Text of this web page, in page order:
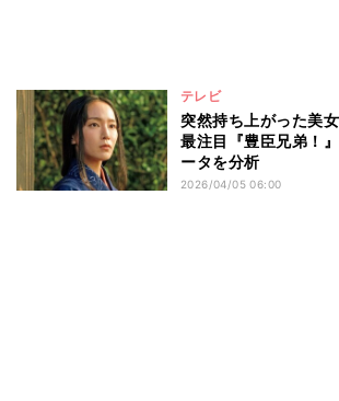
テレビ
突然持ち上がった美
最注目『豊臣兄弟！
ータを分析
2026/04/05 06:00